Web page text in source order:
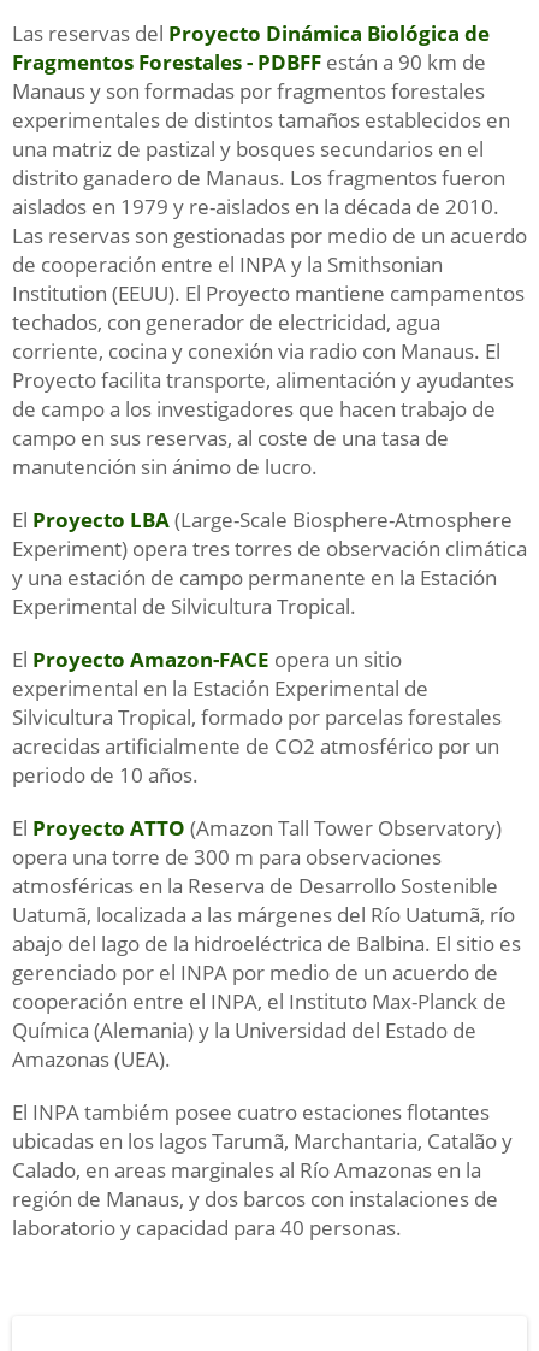
Las reservas del Proyecto Dinámica Biológica de
Fragmentos Forestales - PDBFF están a 90 km de
Manaus y son formadas por fragmentos forestales
experimentales de distintos tamaños establecidos en
una matriz de pastizal y bosques secundarios en el
distrito ganadero de Manaus. Los fragmentos fueron
aislados en 1979 y re-aislados en la década de 2010.
Las reservas son gestionadas por medio de un acuerdo
de cooperación entre el INPA y la Smithsonian
Institution (EEUU). El Proyecto mantiene campamentos
techados, con generador de electricidad, agua
corriente, cocina y conexión via radio con Manaus. El
Proyecto facilita transporte, alimentación y ayudantes
de campo a los investigadores que hacen trabajo de
campo en sus reservas, al coste de una tasa de
manutención sin ánimo de lucro.
El Proyecto LBA(Large-Scale Biosphere-Atmosphere
Experiment) opera tres torres de observación climática
y una estación de campo permanente en la Estación
Experimental de Silvicultura Tropical.
El Proyecto Amazon-FACE opera un sitio
experimental en la Estación Experimental de
Silvicultura Tropical, formado por parcelas forestales
acrecidas artificialmente de CO2 atmosférico por un
periodo de 10 años.
El Proyecto ATTO (Amazon Tall Tower Observatory)
opera una torre de 300 m para observaciones
atmosféricas en la Reserva de Desarrollo Sostenible
Uatumã, localizada a las márgenes del Río Uatumã, río
abajo del lago de la hidroeléctrica de Balbina. El sitio es
gerenciado por el INPA por medio de un acuerdo de
cooperación entre el INPA, el Instituto Max-Planck de
Química (Alemania) y la Universidad del Estado de
Amazonas (UEA).
El INPA tambiém posee cuatro estaciones flotantes
ubicadas en los lagos Tarumã, Marchantaria, Catalão y
Calado, en areas marginales al Río Amazonas en la
región de Manaus, y dos barcos con instalaciones de
laboratorio y capacidad para 40 personas.